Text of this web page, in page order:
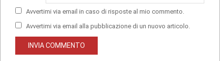
Avvertimi via email in caso di risposte al mio commento.
Avvertimi via email alla pubblicazione di un nuovo articolo.